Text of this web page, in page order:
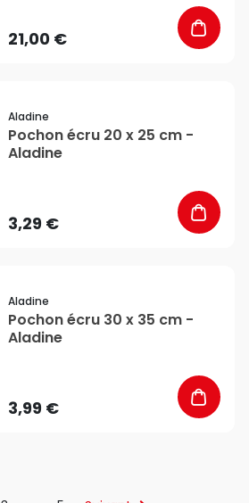
21,00 €
Aladine
Pochon écru 20 x 25 cm -
Aladine
3,29 €
Aladine
Pochon écru 30 x 35 cm -
Aladine
3,99 €